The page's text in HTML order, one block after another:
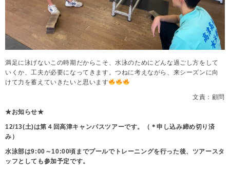
満足に泳げないこの時期だからこそ、水泳のためにどんな過ごし方をして
いくか、工夫が必要になってきます。つねに考えながら、来シーズンに向
けて力を蓄えていきたいと思います
文責：顧問
★お知らせ★
12/13(土)は第４回高津キャンパスツアーです。（＊申し込み締め切り済
み）
水泳部は9:00～10:00頃までプールでトレーニングを行った後、ツアースタ
ッフとしても参加予定です。